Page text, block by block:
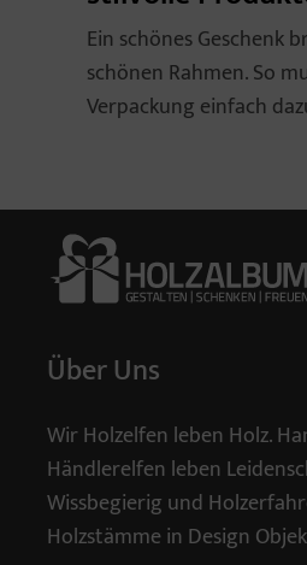
Ein schönes Geschenk
schönen Rahmen. So
Verpackung einfach
Über Uns
Wir Holzelfen leben Holz.
Händlerelfen leben
Wissbegierig und
Holzstämme in Design